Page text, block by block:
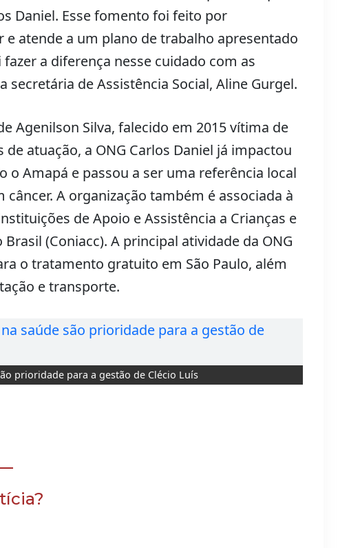
Daniel. Esse fomento foi feito por
atende a um plano de trabalho apresentado
a diferença nesse cuidado com as
secretária de Assistência Social, Aline Gurgel.
Agenilson Silva, falecido em 2015 vítima de
de atuação, a ONG Carlos Daniel já impactou
o Amapá e passou a ser uma referência local
câncer. A organização também é associada à
de Apoio e Assistência a Crianças e
(Coniacc). A principal atividade da ONG
o tratamento gratuito em São Paulo, além
e transporte.
prioridade para a gestão de Clécio Luís